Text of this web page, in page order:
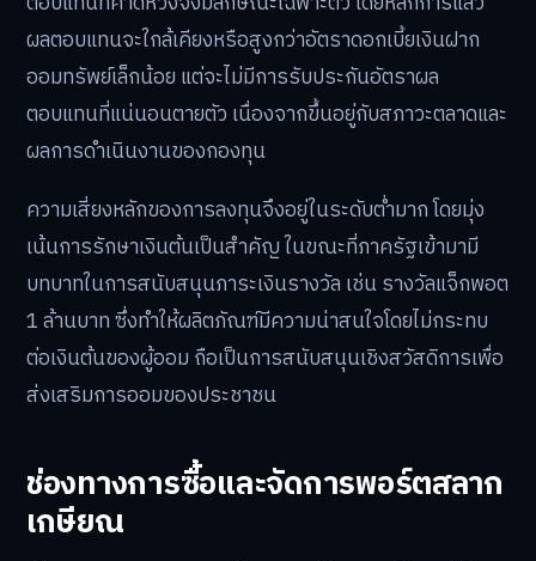
อายุ 60 ปี ตัวอย่างเช่น หากเริ่มซื้อสลากครั้งแรกตอนอายุ
63 ปี จะสามารถถอนเงินออมทั้งหมดพร้อมผลตอบแทนได้
เมื่อมีอายุ 68 ปี
ผลตอบแทนและความเสี่ยงที่ควรรู้
เนื่องจากเงินออมจากสลากเกษียณถูกบริหารจัดการโดย
กอช. ภายใต้นโยบายการลงทุนที่เน้นความเสี่ยงต่ำ ดังนั้นผล
ตอบแทนที่คาดหวังจึงมีลักษณะเฉพาะตัว โดยหลักการแล้ว
ผลตอบแทนจะใกล้เคียงหรือสูงกว่าอัตราดอกเบี้ยเงินฝาก
ออมทรัพย์เล็กน้อย แต่จะไม่มีการรับประกันอัตราผล
ผลการดำเนินงานของกองทุน
ความเสี่ยงหลักของการลงทุนจึงอยู่ในระดับต่ำมาก โดยมุ่ง